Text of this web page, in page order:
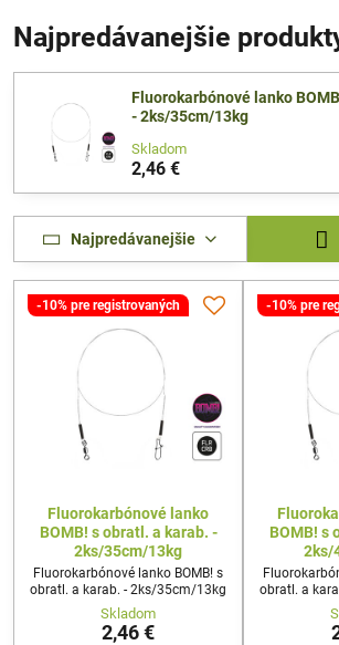
Najpredávanejšie
Fluorokarbónové lanko
- 2ks/35cm/13kg
Skladom
2,46 €
Najpredávanejšie
-10% pre registrovaných
Fluorokarbónové lanko
BOMB! s obratl. a karab. -
2ks/35cm/13kg
Fluorokarbónové lanko BOMB! s
obratl. a karab. - 2ks/35cm/13kg
Skladom
2,46 €
-10% pre
BOMB! s
2ks/
obratl. a